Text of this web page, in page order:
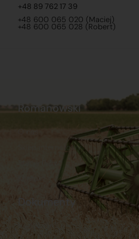
+48 89 762 17 39
+48 600 065 020 (Maciej)
+48 600 065 028 (Robert)
Dokumenty
Regulamin
Romanowski
Sklep internetowy